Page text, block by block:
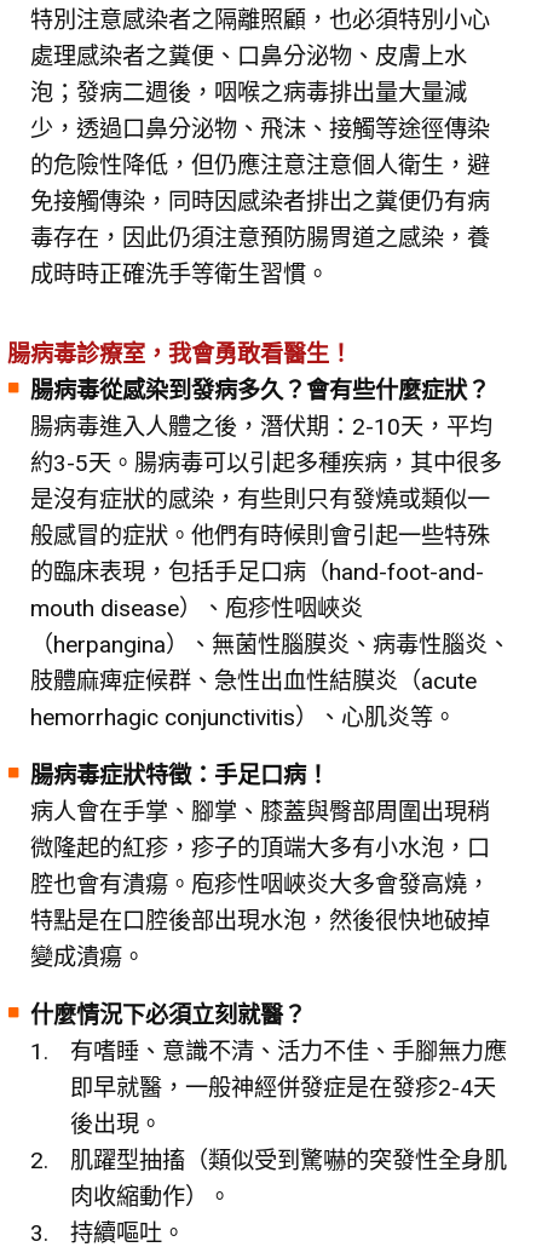
特別注意感染者之隔離照顧，也必須特別小心
處理感染者之糞便、口鼻分泌物、皮膚上水
泡；發病二週後，咽喉之病毒排出量大量減
少，透過口鼻分泌物、飛沫、接觸等途徑傳染
的危險性降低，但仍應注意注意個人衛生，避
免接觸傳染，同時因感染者排出之糞便仍有病
毒存在，因此仍須注意預防腸胃道之感染，養
成時時正確洗手等衛生習慣。
腸病毒診療室，我會勇敢看醫生！
腸病毒從感染到發病多久？會有些什麼症狀？
腸病毒進入人體之後，潛伏期：2-10天，平均
約3-5天。腸病毒可以引起多種疾病，其中很多
是沒有症狀的感染，有些則只有發燒或類似一
般感冒的症狀。他們有時候則會引起一些特殊
的臨床表現，包括手足口病（hand-foot-and-
mouth disease）、庖疹性咽峽炎
（herpangina）、無菌性腦膜炎、病毒性腦炎、
肢體麻痺症候群、急性出血性結膜炎（acute
hemorrhagic conjunctivitis）、心肌炎等。
腸病毒症狀特徵：手足口病！
病人會在手掌、腳掌、膝蓋與臀部周圍出現稍
微隆起的紅疹，疹子的頂端大多有小水泡，口
腔也會有潰瘍。庖疹性咽峽炎大多會發高燒，
特點是在口腔後部出現水泡，然後很快地破掉
變成潰瘍。
什麼情況下必須立刻就醫？
有嗜睡、意識不清、活力不佳、手腳無力應
即早就醫，一般神經併發症是在發疹2-4天
後出現。
肌躍型抽搐（類似受到驚嚇的突發性全身肌
肉收縮動作）。
持續嘔吐。